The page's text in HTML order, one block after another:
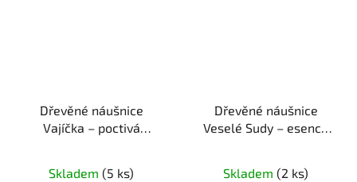
Dřevěné náušnice
Vajíčka – poctivá
Skladem (5 ks)
Dřevěné náušnice
Veselé Sudy – esence
Skladem (2 ks)